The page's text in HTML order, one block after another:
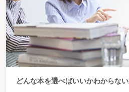
相手方の認
識・行為の形
態
接待等の相手方が当該支
出によって利益を受けるこ
とが必要であるとはいえ
ず、相手方において、当該
支出によって利益を受けて
いると認識できるような客
観的状況の下に行われるこ
とが必要ではない。
どんな本を選べばいいかわからな